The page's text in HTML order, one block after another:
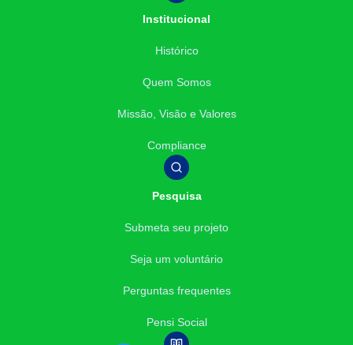
Institucional
Histórico
Quem Somos
Missão, Visão e Valores
Compliance
Pesquisa
Submeta seu projeto
Seja um voluntário
Perguntas frequentes
Pensi Social